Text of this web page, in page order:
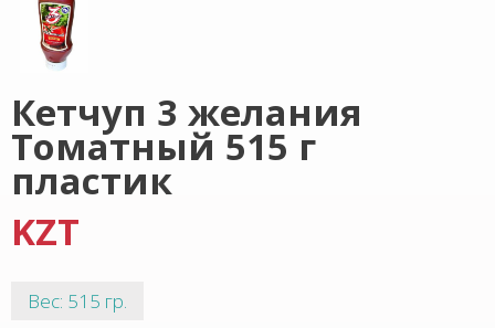
Кетчуп 3 желания
Томатный 515 г
пластик
KZT
Вес: 515 гр.